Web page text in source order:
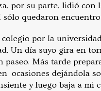
por su parte, lidió con
quedaron
por la
Un día suyo gira en
paseo. Más tarde
ocasiones dejándola
y luego baja a mi